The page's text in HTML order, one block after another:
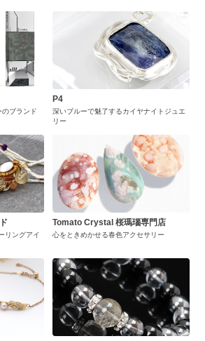
ブランド
P4
深いブルーで魅了するカイヤナイトジュエ
リー
リングアイ
Tomato Crystal 桜瑪瑙専門店
心をときめかせる春色アクセサリー